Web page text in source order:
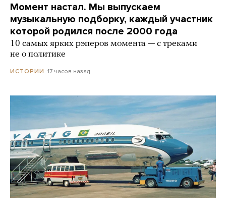
Момент настал. Мы выпускаем
музыкальную подборку, каждый участник
которой родился после 2000 года
10 самых ярких рэперов момента — с треками
не о политике
ИСТОРИИ 17 часов назад